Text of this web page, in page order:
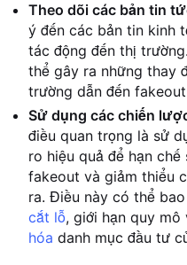
Theo dõi các bản tin
ý đến các bản tin kinh
tác động đến thị
thể gây ra những thay
trường dẫn đến
Sử dụng các chiến
điều quan trọng là sử
ro hiệu quả để hạn
fakeout và giảm thiểu
ra. Điều này có thể
cắt lỗ, giới hạn quy mô
hóa danh mục đầu tư